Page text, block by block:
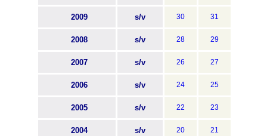
2009 s/v 30 31
2008 s/v 28 29
2007 s/v 26 27
2006 s/v 24 25
2005 s/v 22 23
2004 s/v 20 21